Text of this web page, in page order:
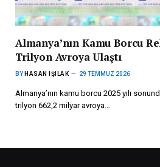
Almanya’nın Kamu Borcu
Trilyon Avroya Ulaştı
BY HASAN IŞILAK 29 TEMMUZ 2026
Almanya’nın kamu borcu 2025 yılı
trilyon 662,2 milyar avroya…